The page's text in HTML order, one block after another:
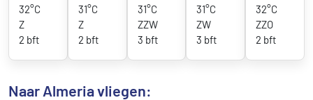
32°C
Z
2 bft
31°C
Z
2 bft
31°C
ZZW
3 bft
31°C
ZW
3 bft
32°C
ZZO
2 bft
Naar Almeria vliegen: